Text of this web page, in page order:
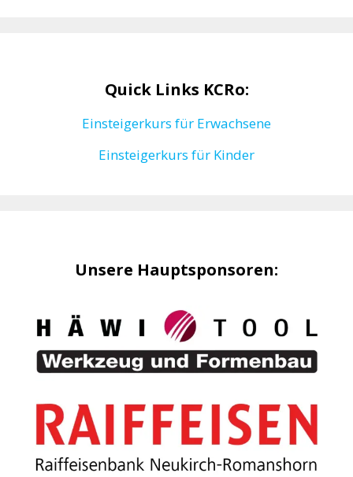
Quick Links KCRo:
Einsteigerkurs für Erwachsene
Einsteigerkurs für Kinder
Unsere Hauptsponsoren: